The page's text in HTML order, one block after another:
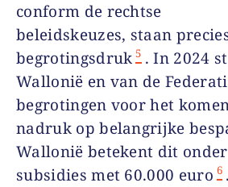
conform de rechtse
beleidskeuzes, staan
begrotingsdruk 5 . In 2024
Wallonië en van de
begrotingen voor het
nadruk op belangrijke
Wallonië betekent dit
subsidies met 60.000 euro 6